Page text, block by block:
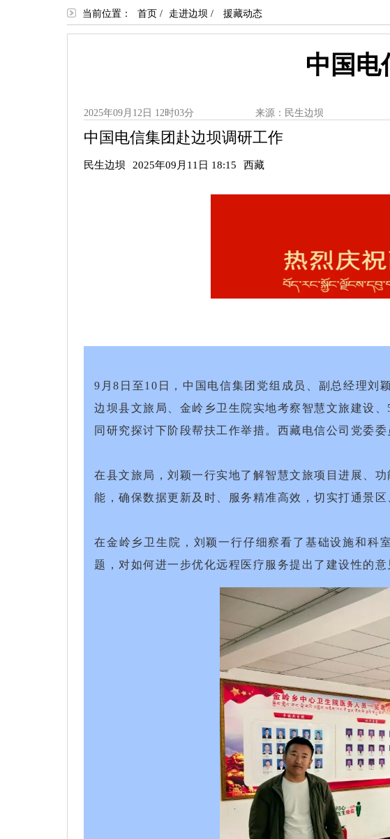
当前位置： 首页 / 走进边坝 / 援藏动态
中国电
2025年09月12日 12时03分 来源：民生边坝
中国电信集团赴边坝调研工作
民生边坝 2025年09月11日 18:15 西藏
9月8日至10日，中国电信集团党组成员、副总经理刘
边坝县文旅局、金岭乡卫生院实地考察智慧文旅建设
同研究探讨下阶段帮扶工作举措。西藏电信公司党委
在县文旅局，刘颖一行实地了解智慧文旅项目进展、
能，确保数据更新及时、服务精准高效，切实打通景
在金岭乡卫生院，刘颖一行仔细察看了基础设施和科
题，对如何进一步优化远程医疗服务提出了建设性的意